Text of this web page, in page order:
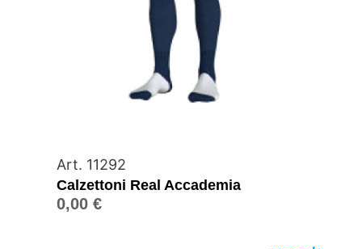
Art. 11292
Calzettoni Real Accademia
0,00€